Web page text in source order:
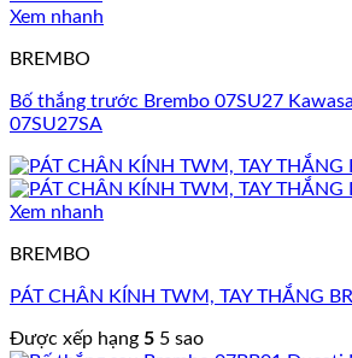
Xem nhanh
BREMBO
Bố thắng trước Brembo 07SU27
07SU27SA
Xem nhanh
BREMBO
PÁT CHÂN KÍNH TWM, TAY THẮNG
Được xếp hạng 5 5 sao